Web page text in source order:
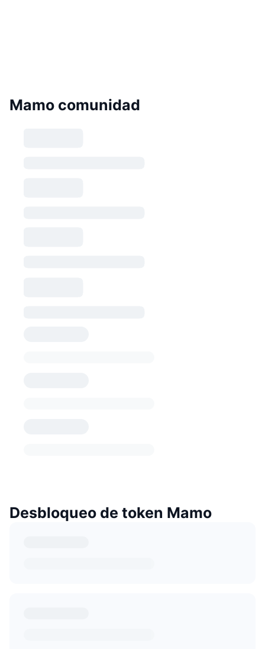
Mamo comunidad
Desbloqueo de token Mamo